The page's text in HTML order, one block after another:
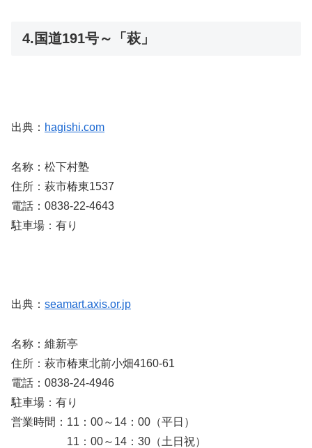
4.国道191号～「萩」
出典： hagishi.com
名称：松下村塾
住所：萩市椿東1537
電話：0838-22-4643
駐車場：有り
出典： seamart.axis.or.jp
名称：維新亭
住所：萩市椿東北前小畑4160-61
電話：0838-24-4946
駐車場：有り
営業時間：11：00～14：00（平日）
11：00～14：30（土日祝）